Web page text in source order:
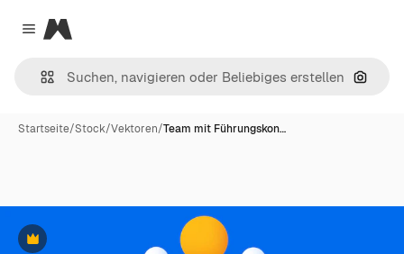
Close menu
Magnific
Nach
Startseite/Stock/Vektoren/Team mit Führungskon…
Premium